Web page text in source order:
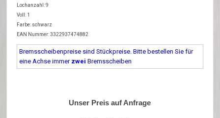
Lochanzahl: 9
Voll: 1
Farbe: schwarz
EAN Nummer: 3322937474882
Bremsscheibenpreise sind Stückpreise. Bitte bestellen Sie für
eine Achse immer zwei Bremsscheiben
Unser Preis auf Anfrage